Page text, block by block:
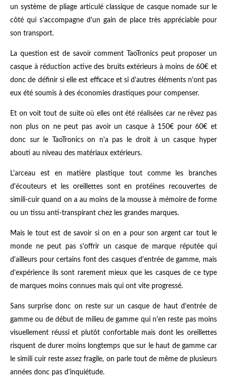
un système de pliage articulé classique de casque nomade sur le
côté qui s'accompagne d'un gain de place très appréciable pour
son transport.
La question est de savoir comment TaoTronics peut proposer un
casque à réduction active des bruits extérieurs à moins de 60€ et
donc de définir si elle est efficace et si d'autres éléments n'ont pas
eux été soumis à des économies drastiques pour compenser.
Et on voit tout de suite où elles ont été réalisées car ne rêvez pas
non plus on ne peut pas avoir un casque à 150€ pour 60€ et
donc sur le TaoTronics on n'a pas le droit à un casque hyper
abouti au niveau des matériaux extérieurs.
L'arceau est en matière plastique tout comme les branches
d'écouteurs et les oreillettes sont en protéines recouvertes de
simili-cuir quand on a au moins de la mousse à mémoire de forme
ou un tissu anti-transpirant chez les grandes marques.
Mais le tout est de savoir si on en a pour son argent car tout le
monde ne peut pas s'offrir un casque de marque réputée qui
d'ailleurs pour certains font des casques d'entrée de gamme, mais
d'expérience ils sont rarement mieux que les casques de ce type
de marques moins connues mais qui ont vite progressé.
Sans surprise donc on reste sur un casque de haut d'entrée de
gamme ou de début de milieu de gamme qui n'en reste pas moins
visuellement réussi et plutôt confortable mais dont les oreillettes
risquent de durer moins longtemps que sur le haut de gamme car
le simili cuir reste assez fragile, on parle tout de même de plusieurs
années donc pas d'inquiétude.